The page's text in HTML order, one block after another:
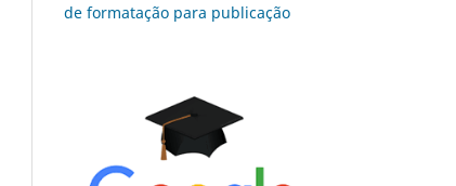
de formatação para publicação